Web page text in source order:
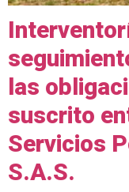
las
suscrito
Servicios
S.A.S.